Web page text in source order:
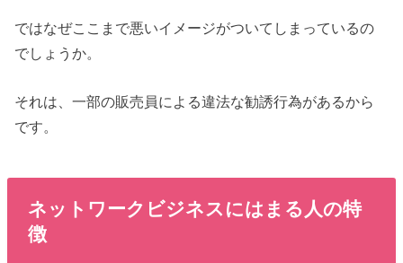
ではなぜここまで悪いイメージがついてしまっているの
でしょうか。
それは、一部の販売員による違法な勧誘行為があるから
です。
ネットワークビジネスにはまる人の特
徴